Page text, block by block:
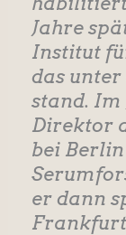
Jahre
Institut
das
stand. Im
Direktor
bei
er dann
Frankfurt